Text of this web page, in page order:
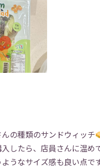
の種類のサンドウィッチ
したら、店員さんに温
うなサイズ感も良い点です